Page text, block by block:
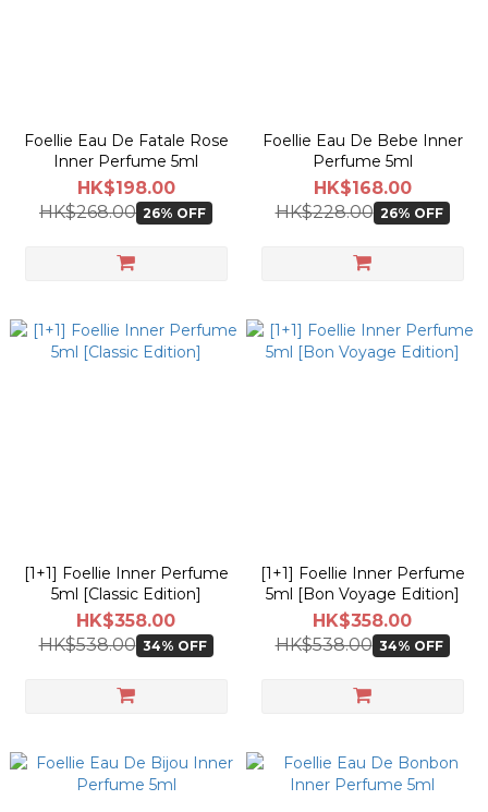
Foellie Eau De Fatale Rose
Inner Perfume 5ml
HK$198.00
HK$268.00 26% OFF
Foellie Eau De Bebe Inner
Perfume 5ml
HK$168.00
HK$228.00 26% OFF
[1+1] Foellie Inner Perfume
5ml [Classic Edition]
HK$358.00
HK$538.00 34% OFF
[1+1] Foellie Inner Perfume
5ml [Bon Voyage Edition]
HK$358.00
HK$538.00 34% OFF